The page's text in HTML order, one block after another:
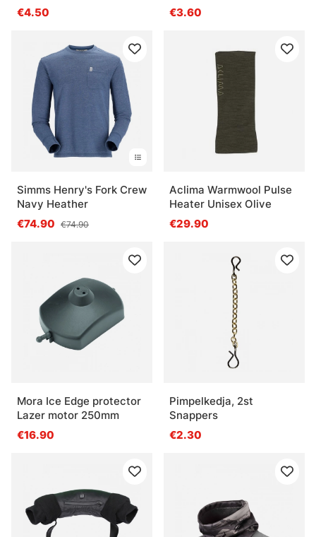
€4.50
€3.60
Simms Henry's Fork Crew
Navy Heather
€74.90 €74.90
Aclima Warmwool Pulse
Heater Unisex Olive
€29.90
Mora Ice Edge protector
Lazer motor 250mm
€16.90
Pimpelkedja, 2st
Snappers
€2.30